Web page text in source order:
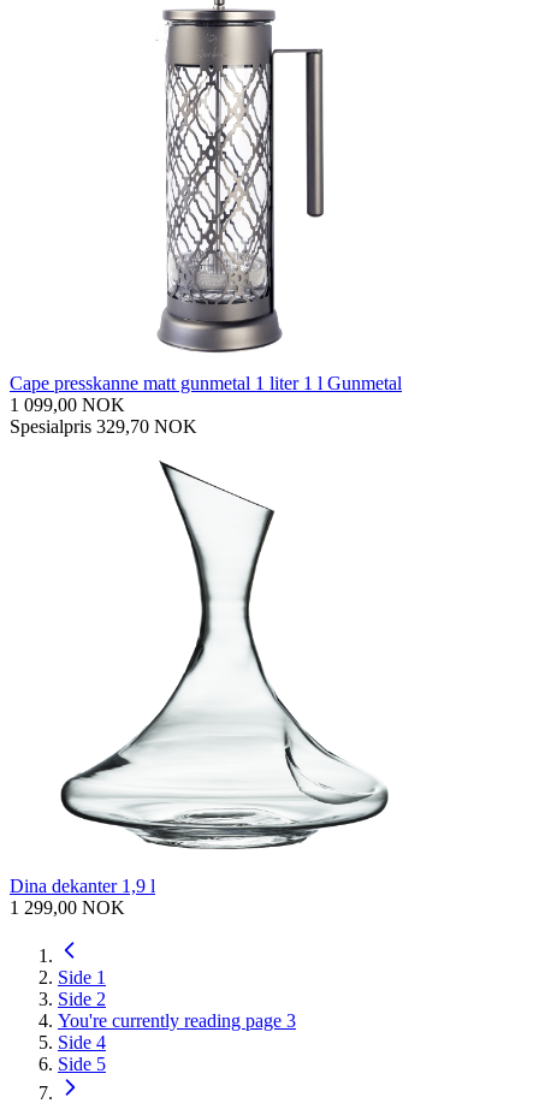
Cape presskanne matt gunmetal 1 liter 1 l Gunmetal
1 099,00 NOK
Spesialpris 329,70 NOK
Dina dekanter 1,9 l
1 299,00 NOK
Side 1
Side 2
You're currently reading page 3
Side 4
Side 5